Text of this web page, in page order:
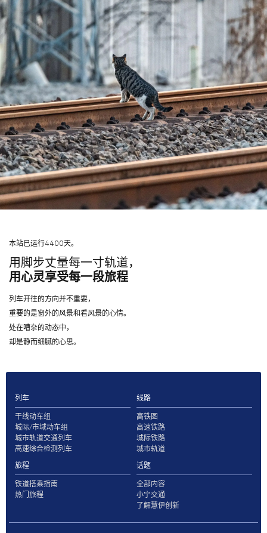
本站已运行4400天。
用脚步丈量每一寸轨道，
用心灵享受每一段旅程
列车开往的方向并不重要，
重要的是窗外的风景和看风景的心情。
处在嘈杂的动态中，
却是静而细腻的心思。
列车
干线动车组
城际/市域动车组
城市轨道交通列车
高速综合检测列车
线路
高铁图
高速铁路
城际铁路
城市轨道
旅程
铁道搭乘指南
热门旅程
话题
全部内容
小宁交通
了解慧伊创新